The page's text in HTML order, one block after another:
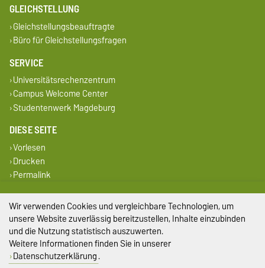
GLEICHSTELLUNG
Gleichstellungsbeauftragte
Büro für Gleichstellungsfragen
SERVICE
Universitätsrechenzentrum
Campus Welcome Center
Studentenwerk Magdeburg
DIESE SEITE
Vorlesen
Drucken
Permalink
Impressum
Datenschutz
Barrierefreiheit
Wir verwenden Cookies und vergleichbare Technologien, um
unsere Website zuverlässig bereitzustellen, Inhalte einzubinden
und die Nutzung statistisch auszuwerten.
Weitere Informationen finden Sie in unserer
Datenschutzerklärung.